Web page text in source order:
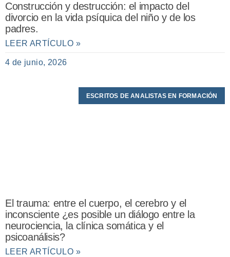
Construcción y destrucción: el impacto del
divorcio en la vida psíquica del niño y de los
padres.
LEER ARTÍCULO »
4 de junio, 2026
ESCRITOS DE ANALISTAS EN FORMACIÓN
El trauma: entre el cuerpo, el cerebro y el
inconsciente ¿es posible un diálogo entre la
neurociencia, la clínica somática y el
psicoanálisis?
LEER ARTÍCULO »